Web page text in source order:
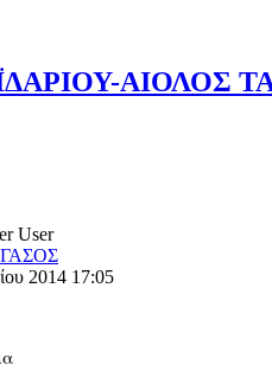
ΑΙΟΛΟΣ
User
2014 17:05